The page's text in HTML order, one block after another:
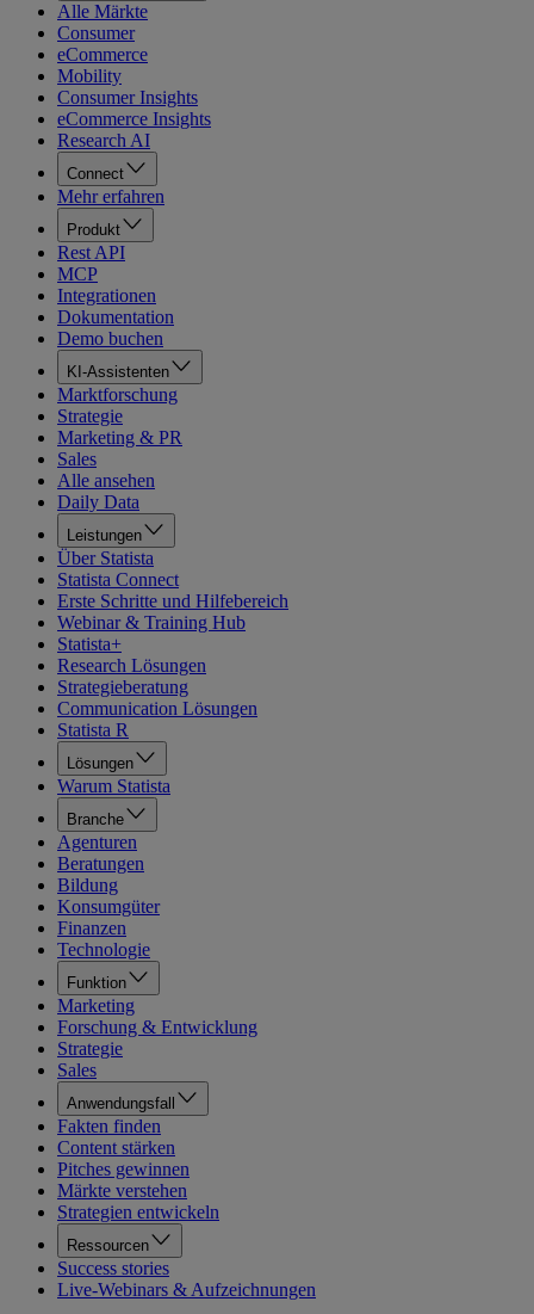
Alle Märkte
Consumer
eCommerce
Mobility
Consumer Insights
eCommerce Insights
Research AI
Connect
Mehr erfahren
Produkt
Rest API
MCP
Integrationen
Dokumentation
Demo buchen
KI-Assistenten
Marktforschung
Strategie
Marketing & PR
Sales
Alle ansehen
Daily Data
Leistungen
Über Statista
Statista Connect
Erste Schritte und Hilfebereich
Webinar & Training Hub
Statista+
Research Lösungen
Strategieberatung
Communication Lösungen
Statista R
Lösungen
Warum Statista
Branche
Agenturen
Beratungen
Bildung
Konsumgüter
Finanzen
Technologie
Funktion
Marketing
Forschung & Entwicklung
Strategie
Sales
Anwendungsfall
Fakten finden
Content stärken
Pitches gewinnen
Märkte verstehen
Strategien entwickeln
Ressourcen
Success stories
Live-Webinars & Aufzeichnungen